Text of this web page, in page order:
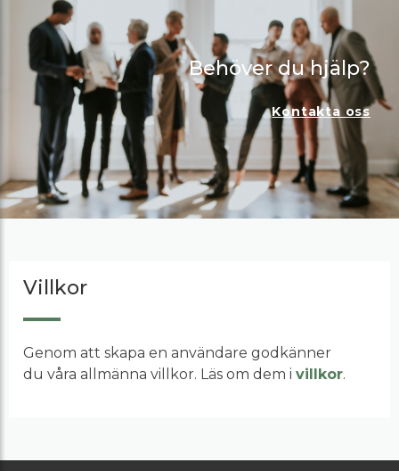
Behöver du hjälp?
Kontakta oss
Villkor
Genom att skapa en användare godkänner
du våra allmänna villkor. Läs om dem i villkor.